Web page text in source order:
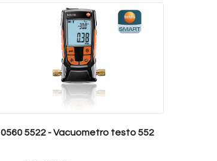
0560 5522 - Vacuometro testo 552